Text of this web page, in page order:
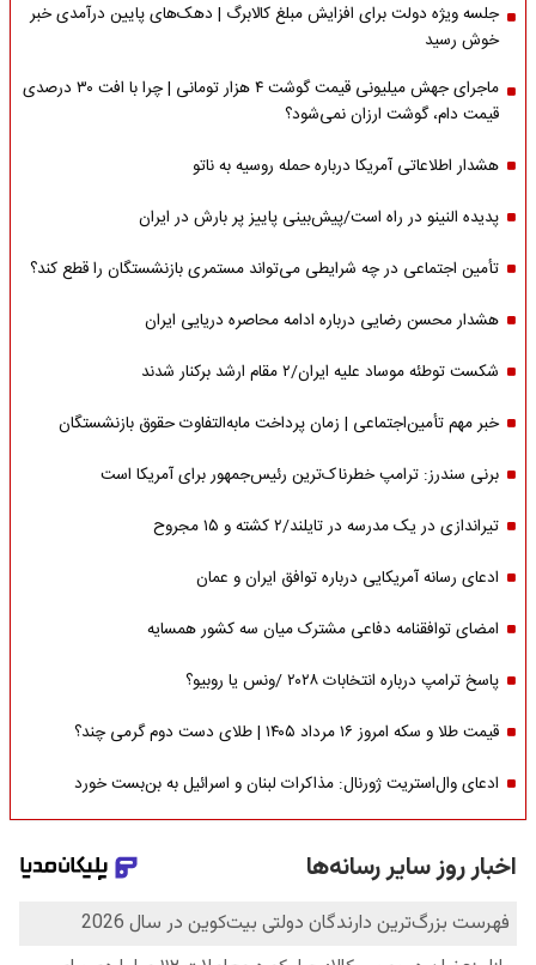
جلسه ویژه دولت برای افزایش مبلغ کالابرگ | دهک‌های پایین درآمدی خبر
خوش رسید
ماجرای جهش میلیونی قیمت گوشت ۴ هزار تومانی | چرا با افت ۳۰ درصدی
قیمت دام، گوشت ارزان نمی‌شود؟
هشدار اطلاعاتی آمریکا درباره حمله روسیه به ناتو
پدیده النینو در راه است/پیش‌بینی پاییز پر بارش در ایران
تأمین اجتماعی در چه شرایطی می‌تواند مستمری بازنشستگان را قطع کند؟
هشدار محسن رضایی درباره ادامه محاصره دریایی ایران
شکست توطئه موساد علیه ایران/۲ مقام‌ ارشد برکنار شدند
خبر مهم تأمین‌اجتماعی | زمان پرداخت مابه‌التفاوت حقوق بازنشستگان
برنی سندرز: ترامپ خطرناک‌ترین رئیس‌جمهور برای آمریکا است
تیراندازی در یک مدرسه در تایلند/۲ کشته و ۱۵ مجروح
ادعای رسانه آمریکایی درباره توافق ایران و عمان
امضای توافقنامه دفاعی مشترک میان سه کشور همسایه
پاسخ ترامپ درباره انتخابات ۲۰۲۸ /ونس یا روبیو؟
قیمت طلا و سکه امروز ۱۶ مرداد ۱۴۰۵ | طلای دست دوم گرمی چند؟
ادعای وال‌استریت ژورنال: مذاکرات لبنان و اسرائیل به بن‌بست خورد